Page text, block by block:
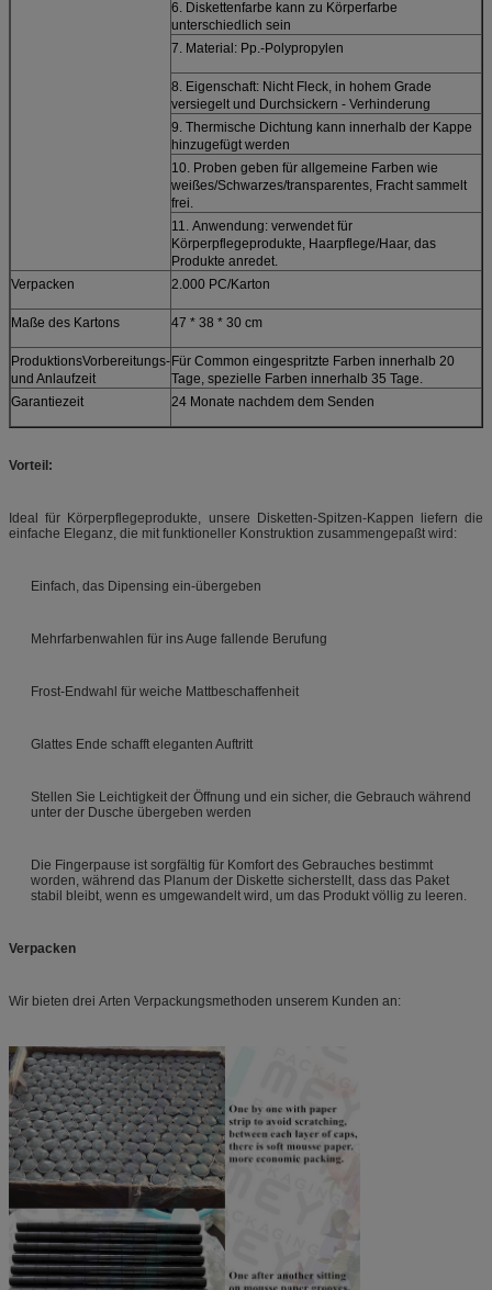
6. Diskettenfarbe kann zu Körperfarbe
unterschiedlich sein
7. Material: Pp.-Polypropylen
8. Eigenschaft: Nicht Fleck, in hohem Grade
versiegelt und Durchsickern - Verhinderung
9. Thermische Dichtung kann innerhalb der Kappe
hinzugefügt werden
10. Proben geben für allgemeine Farben wie
weißes/Schwarzes/transparentes, Fracht sammelt
frei.
11. Anwendung: verwendetfür
Körperpflegeprodukte, Haarpflege/Haar, das
Produkte anredet.
Verpacken
2.000 PC/Karton
Maße des Kartons 47 * 38 * 30 cm
ProduktionsVorbereitungs-
und Anlaufzeit
Für Common eingespritzte Farben innerhalb 20
Tage, spezielle Farben innerhalb 35 Tage.
Garantiezeit
24 Monate nachdem dem Senden
Vorteil:
Ideal für Körperpflegeprodukte, unsere Disketten-Spitzen-Kappen liefern die
einfache Eleganz, die mit funktioneller Konstruktion zusammengepaßt wird:
Einfach, das Dipensing ein-übergeben
Mehrfarbenwahlen für ins Auge fallende Berufung
Frost-Endwahl für weiche Mattbeschaffenheit
Glattes Ende schafft eleganten Auftritt
Stellen Sie Leichtigkeit der Öffnung und ein sicher, die Gebrauch während
unter der Dusche übergeben werden
Die Fingerpause ist sorgfältig für Komfort des Gebrauches bestimmt
worden, während das Planum der Diskette sicherstellt, dass das Paket
stabil bleibt, wenn es umgewandelt wird, um das Produkt völlig zu leeren.
Verpacken
Wir bieten drei Arten Verpackungsmethoden unserem Kunden an: